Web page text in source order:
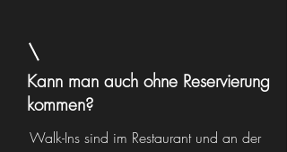
Kann man auch ohne Reservierung
kommen?
Walk-Ins sind im Restaurant und an der